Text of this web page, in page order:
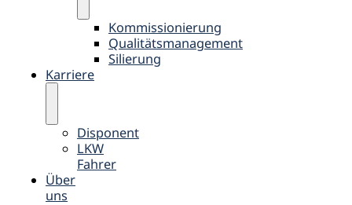
Kommissionierung
Qualitätsmanagement
Silierung
Karriere
Disponent
LKW
Fahrer
Über
uns